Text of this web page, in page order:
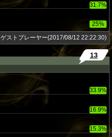
31.7%
25%
ゲストプレーヤー(2017/08/12 22:22:30)
13
33.9%
16.9%
15.3%